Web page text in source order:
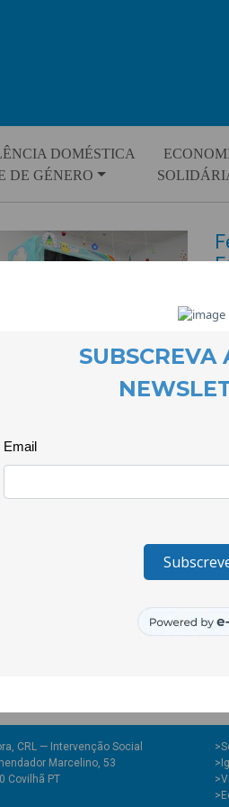
DOMÉSTICA
DE GÉNERO
28
A
CRL — Intervenção Social
Marcelino, 53
Covilhã PT
>